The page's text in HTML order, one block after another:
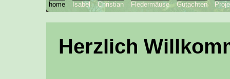
home Isabel Christian Fledermäuse Gutachten
Herzlich